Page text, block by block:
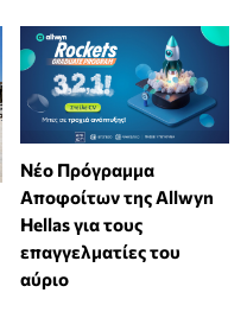
Νέο Πρόγραμμα
Αποφοίτων της Allwyn
Hellas για τους
επαγγελματίες του
αύριο